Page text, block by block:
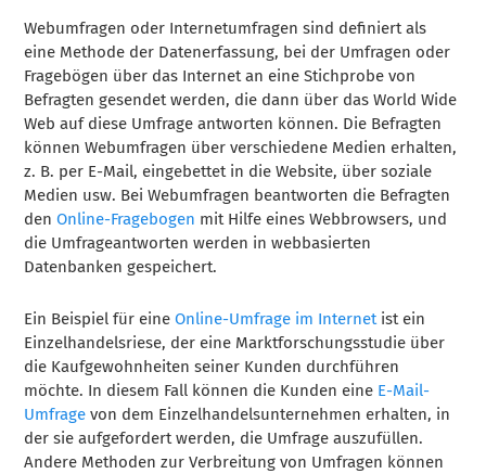
Webumfragen oder Internetumfragen sind definiert als
eine Methode der Datenerfassung, bei der Umfragen oder
Fragebögen über das Internet an eine Stichprobe von
Befragten gesendet werden, die dann über das World Wide
Web auf diese Umfrage antworten können. Die Befragten
können Webumfragen über verschiedene Medien erhalten,
z. B. per E-Mail, eingebettet in die Website, über soziale
Medien usw. Bei Webumfragen beantworten die Befragten
denOnline-Fragebogen mit Hilfe eines Webbrowsers, und
die Umfrageantworten werden in webbasierten
Datenbanken gespeichert.
Ein Beispiel für eineOnline-Umfrage im Internetist ein
Einzelhandelsriese, der eine Marktforschungsstudie über
die Kaufgewohnheiten seiner Kunden durchführen
möchte. In diesem Fall können die Kunden eine E-Mail-
Umfrage von dem Einzelhandelsunternehmen erhalten, in
der sie aufgefordert werden, die Umfrage auszufüllen.
Andere Methoden zur Verbreitung von Umfragen können